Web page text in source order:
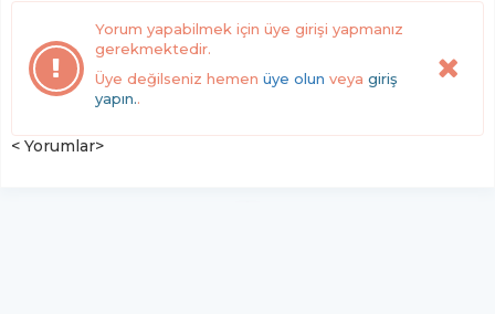
Yorum yapabilmek için üye girişi yapmanız
gerekmektedir.
Üye değilseniz hemen üye olun veya giriş
yapın..
< Yorumlar>